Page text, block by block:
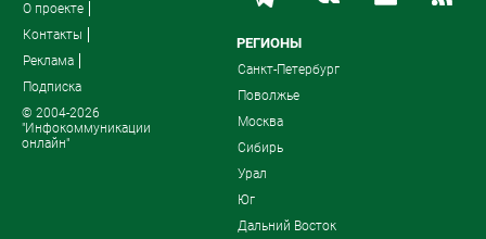
О проекте
Контакты
Реклама
Подписка
© 2004-2026
"Инфокоммуникации
онлайн"
РЕГИОНЫ
Санкт-Петербург
Поволжье
Москва
Сибирь
Урал
Юг
Дальний Восток